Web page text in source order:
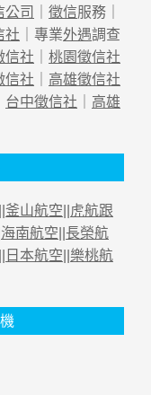
公司 ｜ 徵信服務｜
社 ｜專業外遇調查
信社 ｜ 桃園徵信社
信社 ｜ 高雄徵信社
台中徵信社 ｜ 高雄
釜山航空
虎航跟
海南航空 長榮航
日本航空 樂桃航